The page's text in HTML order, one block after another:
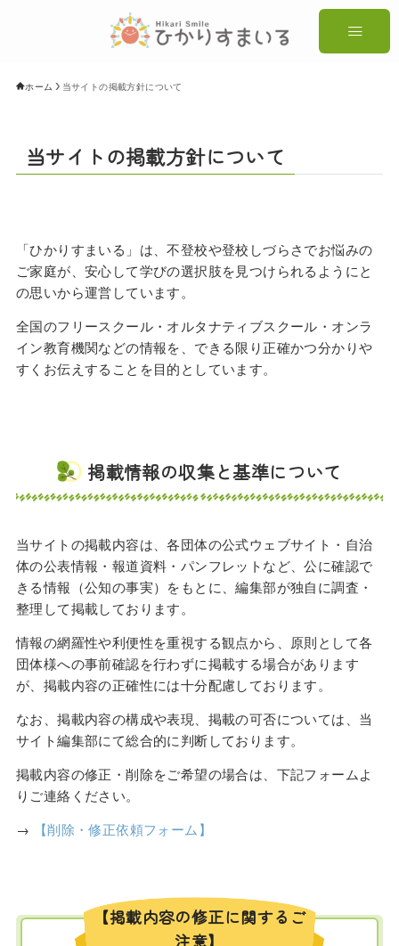
ホーム 当サイトの掲載方針について
当サイトの掲載方針について
「ひかりすまいる」は、不登校や登校しづらさでお悩みの
ご家庭が、安心して学びの選択肢を見つけられるようにと
の思いから運営しています。
全国のフリースクール・オルタナティブスクール・オンラ
イン教育機関などの情報を、できる限り正確かつ分かりや
すくお伝えすることを目的としています。
掲載情報の収集と基準について
当サイトの掲載内容は、各団体の公式ウェブサイト・自治
体の公表情報・報道資料・パンフレットなど、公に確認で
きる情報（公知の事実）をもとに、編集部が独自に調査・
整理して掲載しております。
情報の網羅性や利便性を重視する観点から、原則として各
団体様への事前確認を行わずに掲載する場合があります
が、掲載内容の正確性には十分配慮しております。
なお、掲載内容の構成や表現、掲載の可否については、当
サイト編集部にて総合的に判断しております。
掲載内容の修正・削除をご希望の場合は、下記フォームよ
りご連絡ください。
→
【削除・修正依頼フォーム】
【掲載内容の修正に関するご
注意】